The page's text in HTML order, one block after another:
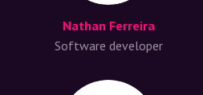
Nathan Ferreira
Software developer